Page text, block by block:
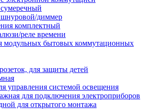
диммер
комплектный
реле времени
модульных бытовых коммутационных
для защиты детей
управления системой освещения
для подключения электроприборов
для открытого монтажа